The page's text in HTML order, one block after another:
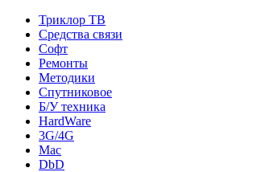
Триклор ТВ
Средства связи
Софт
Ремонты
Методики
Спутниковое
Б/У техника
HardWare
3G/4G
Mac
DbD